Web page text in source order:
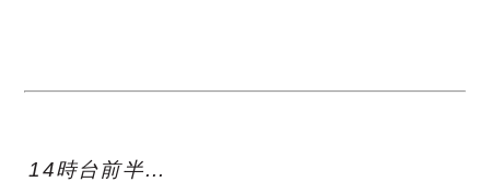
14時台前半…